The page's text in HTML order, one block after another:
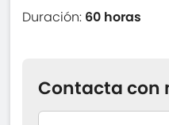
Duración: 60 horas
Contacta con